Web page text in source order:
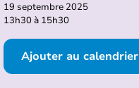
19 septembre 2025
13h30 à 15h30
Ajouter au calendrier